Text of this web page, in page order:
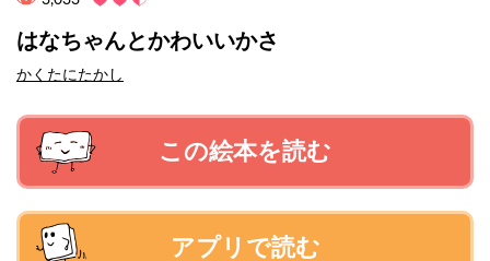
はなちゃんとかわいいかさ
かくたにたかし
この絵本を読む
アプリで読む